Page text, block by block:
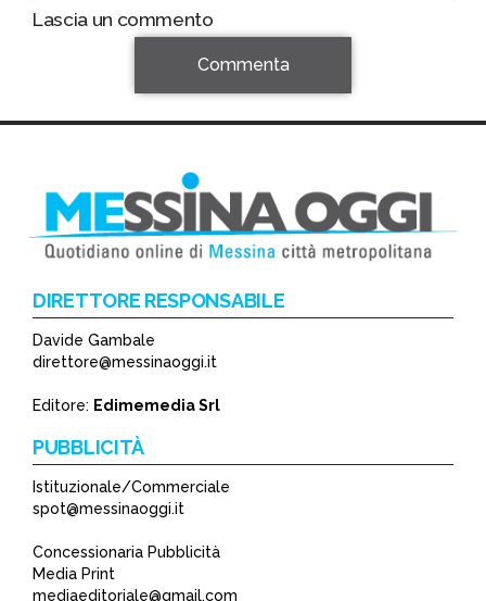
Lascia un commento
*
Commenta
DIRETTORE RESPONSABILE
Davide Gambale
direttore@messinaoggi.it
Editore: Edimemedia Srl
PUBBLICITÀ
Istituzionale/Commerciale
spot@messinaoggi.it
Concessionaria Pubblicità
Media Print
mediaeditoriale@gmail.com